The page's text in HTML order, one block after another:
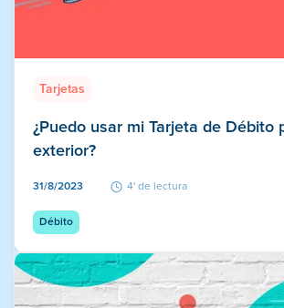
Tarjetas
¿Puedo usar mi Tarjeta de Débito
exterior?
31/8/2023 4' de lectura
Débito